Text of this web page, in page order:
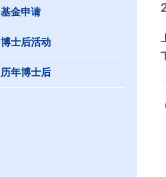
基金申请
博士后活动
历年博士后